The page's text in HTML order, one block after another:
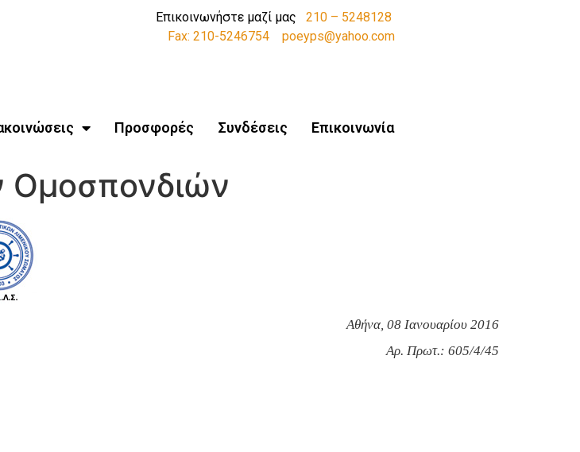
Επικοινωνήστε μαζί μας 210 – 5248128
Fax: 210-5246754
poeyps@yahoo.com
Προσφορές Συνδέσεις Επικοινωνία
Ομοσπονδιών
Αθήνα, 08 Ιανουαρίου 2016
Αρ. Πρωτ.: 605/4/45